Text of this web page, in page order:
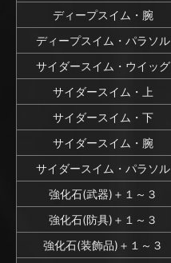
ディープスイム・腕
ディープスイム・パラソル
サイダースイム・ウイッグ
サイダースイム・上
サイダースイム・下
サイダースイム・腕
サイダースイム・パラソル
強化石(武器)＋１～３
強化石(防具)＋１～３
強化石(装飾品)＋１～３